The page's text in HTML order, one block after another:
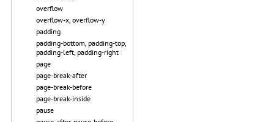
overflow
overflow-x, overflow-y
padding
padding-bottom, padding-top,
padding-left, padding-right
page
page-break-after
page-break-before
page-break-inside
pause